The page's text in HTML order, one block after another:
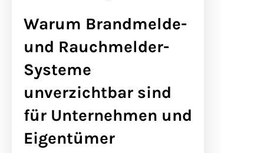
Warum Brandmelde-
und Rauchmelder-
Systeme
unverzichtbar sind
für Unternehmen und
Eigentümer